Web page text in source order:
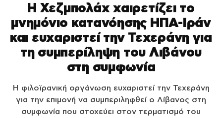
Η Χεζμπολάχ χαιρετίζει το
μνημόνιο κατανόησης ΗΠΑ-Ιράν
και ευχαριστεί την Τεχεράνη για
τη συμπερίληψη του Λιβάνου
στη συμφωνία
Η φιλοϊρανική οργάνωση ευχαριστεί την Τεχεράνη
για την επιμονή να συμπεριληφθεί ο Λίβανος στη
συμφωνία που στοχεύει στον τερματισμό του